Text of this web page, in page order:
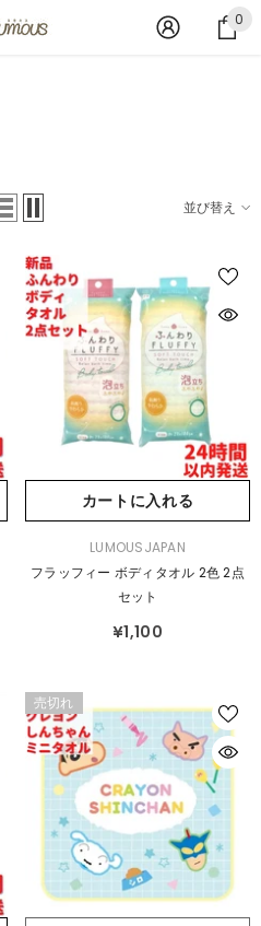
0
並び替え
カートに入れる
売
LUMOUSJAPAN
フラッフィー ボディタオル 2色 2点
セット
¥1,100
売切れ